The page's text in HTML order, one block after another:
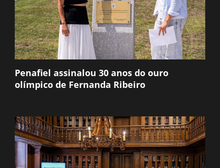
Penafiel assinalou 30 anos do ouro
olímpico de Fernanda Ribeiro